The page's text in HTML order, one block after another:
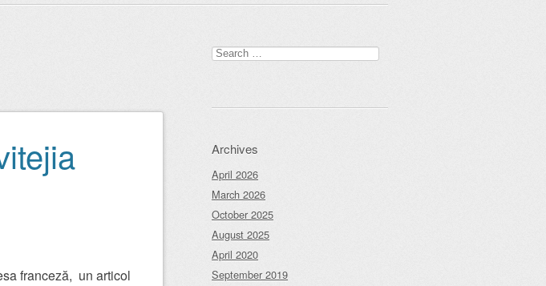
franceză, un articol
Search
for:
Archives
April 2026
March 2026
October 2025
August 2025
April 2020
September 2019